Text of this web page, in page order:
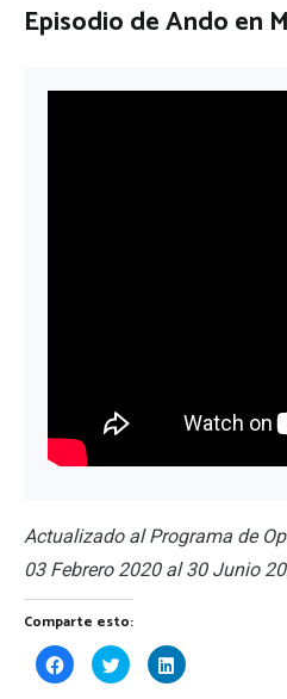
Episodio de Ando en
Actualizado al Programa de
03 Febrero 2020 al 30 Junio
Comparte esto:
Haz
clic
Haz
clic
Haz
clic